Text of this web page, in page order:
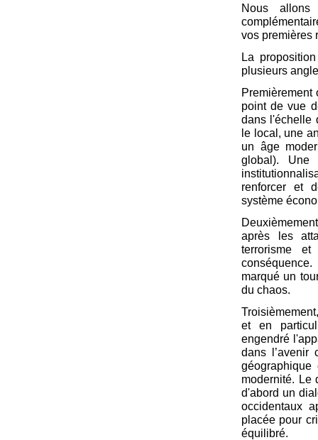
Nous allons
vos premières
La
plusieurs
Premièrement
point de vue
dans l'échelle
le local, une
un âge
global). Une
renforcer et
système
après les
terrorisme
marqué un
du chaos.
et en
engendré
dans l’avenir
modernité. Le
d'abord un
occidentaux
placée pour
équilibré.